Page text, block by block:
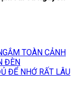
TOÀN CẢNH
ĐÈN
ĐỂ NHỚ RẤT LÂU